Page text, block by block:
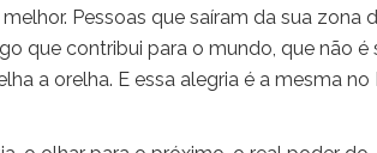
Pessoas que saíram da sua zona
que contribui para o mundo, que não é
a orelha. E essa alegria é a mesma no